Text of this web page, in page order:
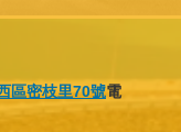
區密枝里70號電